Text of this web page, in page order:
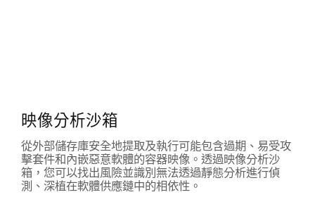
映像分析沙箱
從外部儲存庫安全地提取及執行可能包含過期、易受攻
擊套件和內嵌惡意軟體的容器映像。透過映像分析沙
箱，您可以找出風險並識別無法透過靜態分析進行偵
測、深植在軟體供應鏈中的相依性。